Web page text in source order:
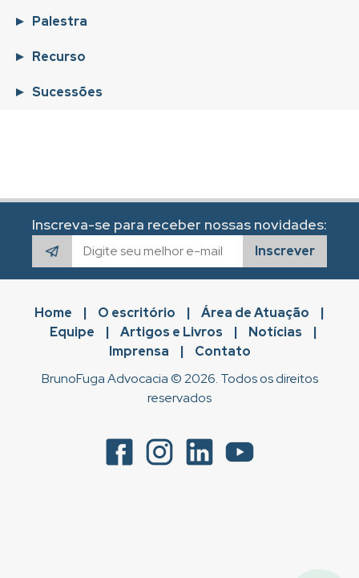
Palestra
Recurso
Sucessões
Inscreva-se para receber nossas novidades:
Inscrever
Home | O escritório | Área de Atuação
|
Equipe
| Artigos e Livros | Notícias
|
Imprensa
|
Contato
BrunoFuga Advocacia © 2026. Todos os direitos
reservados